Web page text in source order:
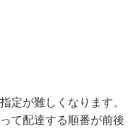
定が難しくなります。
て配達する順番が前後